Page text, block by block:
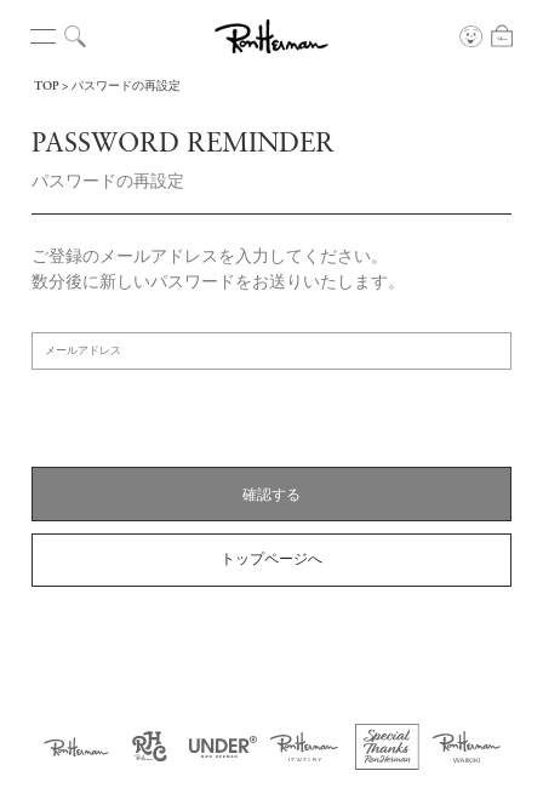
TOP パスワードの再設定
PASSWORD REMINDER
パスワードの再設定
ご登録のメールアドレスを入力してください。
数分後に新しいパスワードをお送りいたします。
トップページへ